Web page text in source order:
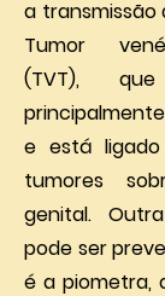
a transmissão
Tumor
(TVT),
e está
tumores
genital.
pode ser
é a piometra,